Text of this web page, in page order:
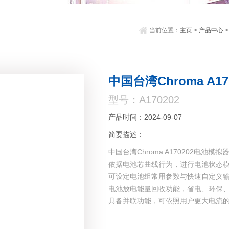
当前位置： 主页> 产品中心
中国台湾Chroma
型号：A170202
产品时间：2024-09-07
简要描述：
中国台湾Chroma A170202电池模拟
依据电池芯曲线行为，进行电池状态
可设定电池组常用参数与快速自定义
电池放电能量回收功能，省电、环保
具备并联功能，可依照用户更大电流